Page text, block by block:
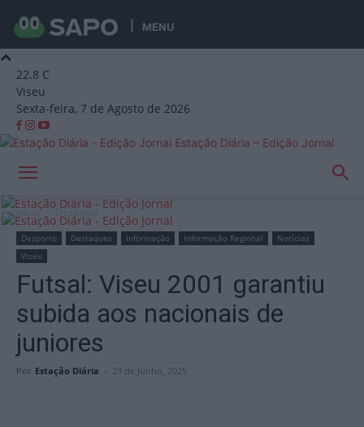
MENU
22.8 C
Viseu
Sexta-feira, 7 de Agosto de 2026
Estação Diária – Edição Jornal
Início Desporto
Desporto Destaques Informação Informação Regional
Notícias
Viseu
Futsal: Viseu 2001 garantiu
subida aos nacionais de
juniores
Por Estação Diária - 23 de Junho, 2025